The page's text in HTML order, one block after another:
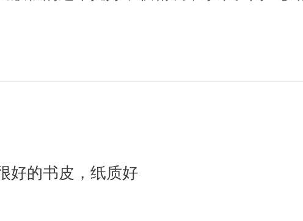
好的书皮，纸质好